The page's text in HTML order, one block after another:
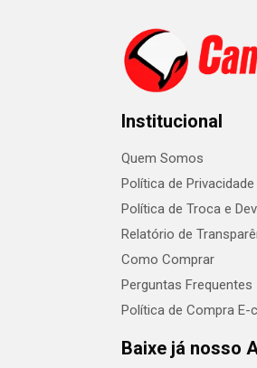
Institucional
Quem Somos
Política de Privacidade
Política de Troca e
Relatório de
Como Comprar
Perguntas Frequentes
Política de Compra E-
Baixe já nosso